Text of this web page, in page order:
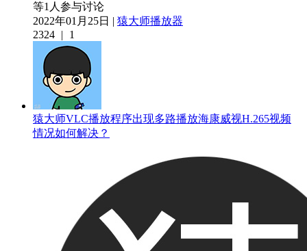
等1人参与讨论
2022年01月25日 | 猿大师播放器
2324 | 1
猿大师VLC播放程序出现多路播放海康威视H.265视频
情况如何解决？